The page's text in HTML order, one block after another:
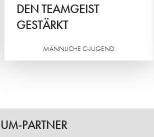
DEN TEAMGEIST
GESTÄRKT
MÄNNLICHE C-JUGEND
PARTNER